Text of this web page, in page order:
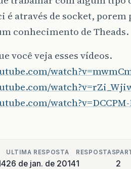
é através de socket,
conhecimento de Theads.
você veja esses vídeos.
watch?v=DCCPM-
ULTIMA RESPOSTA
26 de jan. de 2014
RESPOSTAS
1 2